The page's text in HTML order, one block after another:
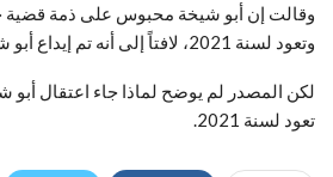
وقالت إن أبو شيخة محبوس على ذمة قضية
وتعود لسنة 2021، لافتاً إلى أنه تم إيداع أبو شيخة بسجن شبين.
لكن المصدر لم يوضح لماذا جاء اعتقال أبو
تعود لسنة 2021.